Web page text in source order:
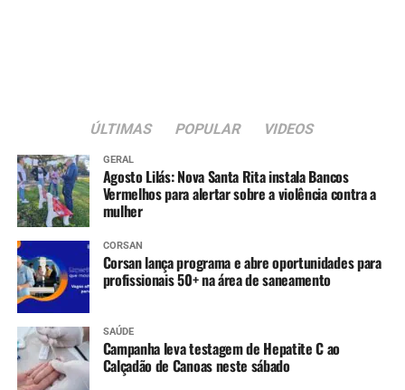
ÚLTIMAS POPULAR VIDEOS
GERAL
Agosto Lilás: Nova Santa Rita instala Bancos
Vermelhos para alertar sobre a violência contra a
mulher
CORSAN
Corsan lança programa e abre oportunidades para
profissionais 50+ na área de saneamento
SAÚDE
Campanha leva testagem de Hepatite C ao
Calçadão de Canoas neste sábado